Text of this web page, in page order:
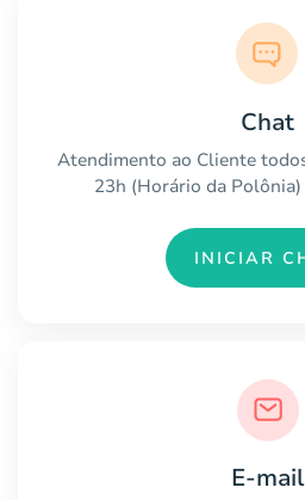
Chat
Atendimento ao Cliente
23h (Horário da
INICIAR
E-mail